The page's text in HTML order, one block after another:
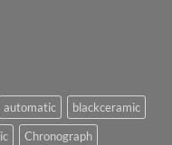
automatic
blackceramic
Chronograph